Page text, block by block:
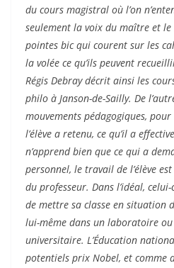
du cours magistral où l’on
seulement la voix du maître et le
pointes bic qui courent sur les
la volée ce qu’ils peuvent
Régis Debray décrit ainsi les
philo à Janson-de-Sailly. De
mouvements pédagogiques,
l’élève a retenu, ce qu’il a
n’apprend bien que ce qui a
personnel, le travail de l’élève
du professeur. Dans l’idéal,
de mettre sa classe en situation
lui-même dans un laboratoire
universitaire. L’Éducation
potentiels prix Nobel, et comme